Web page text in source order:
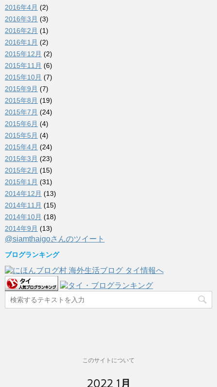
2016年4月 (2)
2016年3月 (3)
2016年2月 (1)
2016年1月 (2)
2015年12月 (2)
2015年11月 (6)
2015年10月 (7)
2015年9月 (7)
2015年8月 (19)
2015年7月 (24)
2015年6月 (4)
2015年5月 (4)
2015年4月 (24)
2015年3月 (23)
2015年2月 (15)
2015年1月 (31)
2014年12月 (13)
2014年11月 (15)
2014年10月 (18)
2014年9月 (13)
@siamthaigoさんのツイート
ブログランキング
このサイトについて
2022 1月